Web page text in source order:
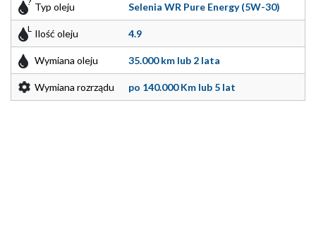
Typ oleju Selenia WR Pure Energy (5W-30)
Ilość oleju 4.9
Wymiana oleju 35.000 km lub 2 lata
Wymiana rozrządu po 140.000 Km lub 5 lat